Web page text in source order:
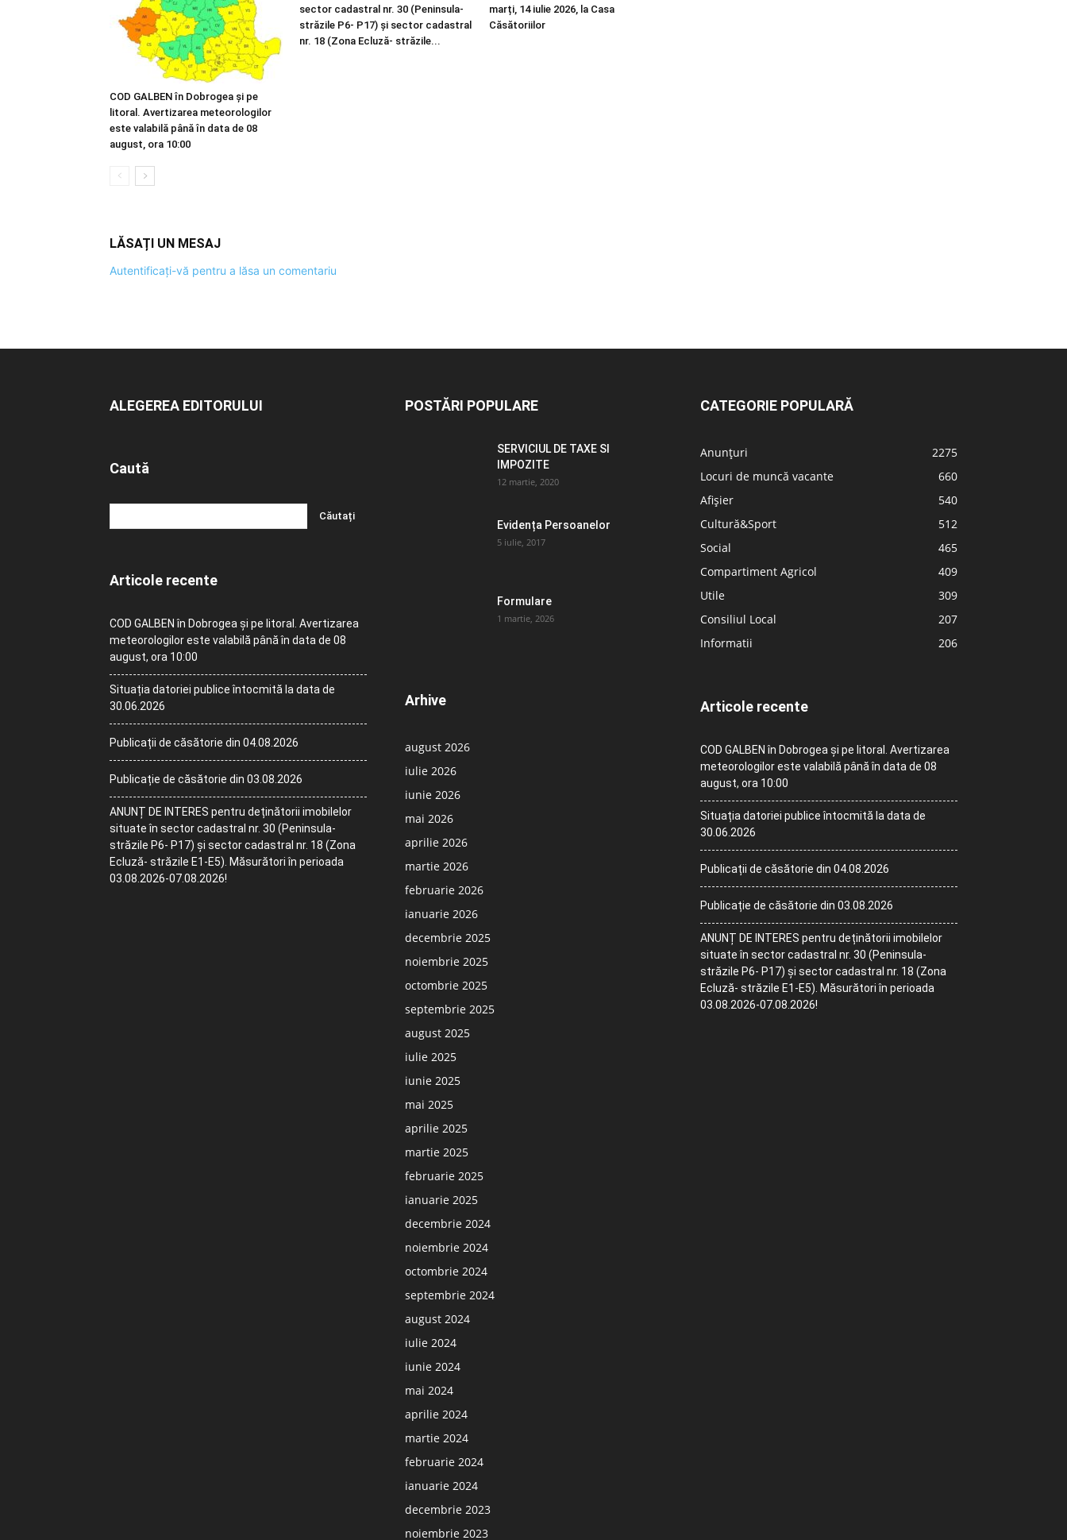
COD GALBEN în Dobrogea și pe
litoral. Avertizarea meteorologilor
este valabilă până în data de 08
august, ora 10:00
sector cadastral nr. 30 (Peninsula-
străzile P6- P17) și sector cadastral
nr. 18 (Zona Ecluză- străzile...
marți, 14 iulie 2026, la Casa
Căsătoriilor
LĂSAȚI UN MESAJ
Autentificați-vă pentru a lăsa un comentariu
ALEGEREA EDITORULUI
Caută
Articole recente
COD GALBEN în Dobrogea și pe litoral. Avertizarea
meteorologilor este valabilă până în data de 08
august, ora 10:00
Situația datoriei publice întocmită la data de
30.06.2026
Publicații de căsătorie din 04.08.2026
Publicație de căsătorie din 03.08.2026
ANUNȚ DE INTERES pentru deținătorii imobilelor
situate în sector cadastral nr. 30 (Peninsula-
străzile P6- P17) și sector cadastral nr. 18 (Zona
Ecluză- străzile E1-E5). Măsurători în perioada
03.08.2026-07.08.2026!
POSTĂRI POPULARE
SERVICIUL DE TAXE SI
IMPOZITE
12 martie, 2020
Evidența Persoanelor
5 iulie, 2017
Formulare
1 martie, 2026
Arhive
august 2026
iulie 2026
iunie 2026
mai 2026
aprilie 2026
martie 2026
februarie 2026
ianuarie 2026
decembrie 2025
noiembrie 2025
octombrie 2025
septembrie 2025
august 2025
iulie 2025
iunie 2025
mai 2025
aprilie 2025
martie 2025
februarie 2025
ianuarie 2025
decembrie 2024
noiembrie 2024
octombrie 2024
septembrie 2024
august 2024
iulie 2024
iunie 2024
mai 2024
aprilie 2024
martie 2024
februarie 2024
ianuarie 2024
decembrie 2023
noiembrie 2023
CATEGORIE POPULARĂ
Anunțuri
2275
Locuri de muncă vacante
660
Afișier
540
Cultură&Sport
512
Social
465
Compartiment Agricol
409
Utile
309
Consiliul Local
207
Informatii
206
Articole recente
COD GALBEN în Dobrogea și pe litoral. Avertizarea
meteorologilor este valabilă până în data de 08
august, ora 10:00
Situația datoriei publice întocmită la data de
30.06.2026
Publicații de căsătorie din 04.08.2026
Publicație de căsătorie din 03.08.2026
ANUNȚ DE INTERES pentru deținătorii imobilelor
situate în sector cadastral nr. 30 (Peninsula-
străzile P6- P17) și sector cadastral nr. 18 (Zona
Ecluză- străzile E1-E5). Măsurători în perioada
03.08.2026-07.08.2026!